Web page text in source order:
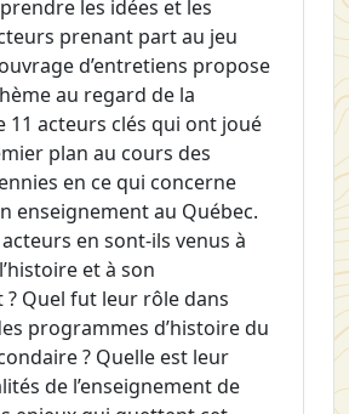
les idées et les
prenant part au jeu
d’entretiens propose
au regard de la
11 acteurs clés qui ont joué
plan au cours des
en ce qui concerne
enseignement au Québec.
en sont-ils venus à
et à son
? Quel fut leur rôle dans
programmes d’histoire du
? Quelle est leur
de l’enseignement de